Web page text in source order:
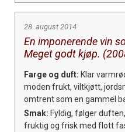
28. august 2014
En imponerende vin
Meget godt kjøp.
Farge og duft: Klar
moden frukt, viltkjøtt,
omtrent som en gammel
Smak: Fyldig, følger
fruktig og frisk med flott